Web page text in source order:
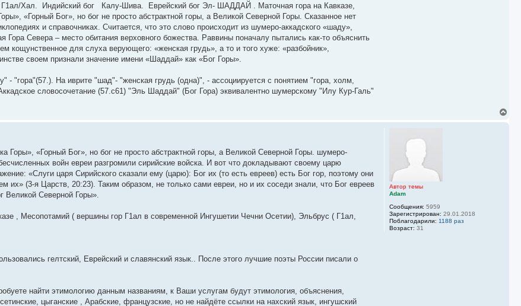
Г1ал/Хал. Индийский бог Калу-Шива. Еврейский бог Эл- ШАДДАЙ . Маточная гора на Кавказе,
«Горный Бог», но бог не просто абстрактной горы, а Великой Северной Горы. Сказанное нет
и справочниках. Считается, что это слово происходит из шумеро-аккадского «шаду»,
Севера – место обитания верховного божества. Раввины поначалу пытались как-то объяснить
кощунственное для слуха верующего: «женская грудь», а то и того хуже: «разбойник»,
своем признали значение имени «Шаддай» как «Бог Горы».
"гора"(57.). На иврите "шад"- "женская грудь (одна)", - ассоциируется с понятием "гора, холм,
словосочетание (57.с61) "Эль Шаддай" (Бог Гора) эквивалентно шумерскому "Илу Кур-Галь"
Автор темы
Adam
Сообщения: 5959
Зарегистрирован: 29.01.2018
Поблагодарили: 1188 раз
Возраст: 31
«Горный Бог», но бог не просто абстрактной горы, а Великой Северной Горы. шумеро-
войн евреи разгромили сирийские войска. И вот что докладывают своему царю
«Слуги царя Сирийского сказали ему (царю): Бог их (то есть евреев) есть Бог гор, поэтому они
(3-я Царств, 20:23). Таким образом, не только сами евреи, но и их соседи знали, что Бог евреев
Великой Северной Горы».
, Месопотамий ( вершины гор Г1ал в современной Ингушетии Чечни Осетии), Эльбрус ( Г1ал,
гелтский, Еврейский и славянский язык.. После этого лучшие поэты России писали о
найти этимологию данным названиям, к Ваши услугам будут этимология, объяснения,
цыганские , Арабские, французские, но не найдёте ссылки на нахский язык, ингушский